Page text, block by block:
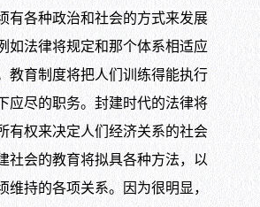
有各种政治和社会的方式来发展
如法律将规定和那个体系相适应
教育制度将把人们训练得能执行
应尽的职务。封建时代的法律将
有权来决定人们经济关系的社会
社会的教育将拟具各种方法，以
维持的各项关系。因为很明显，